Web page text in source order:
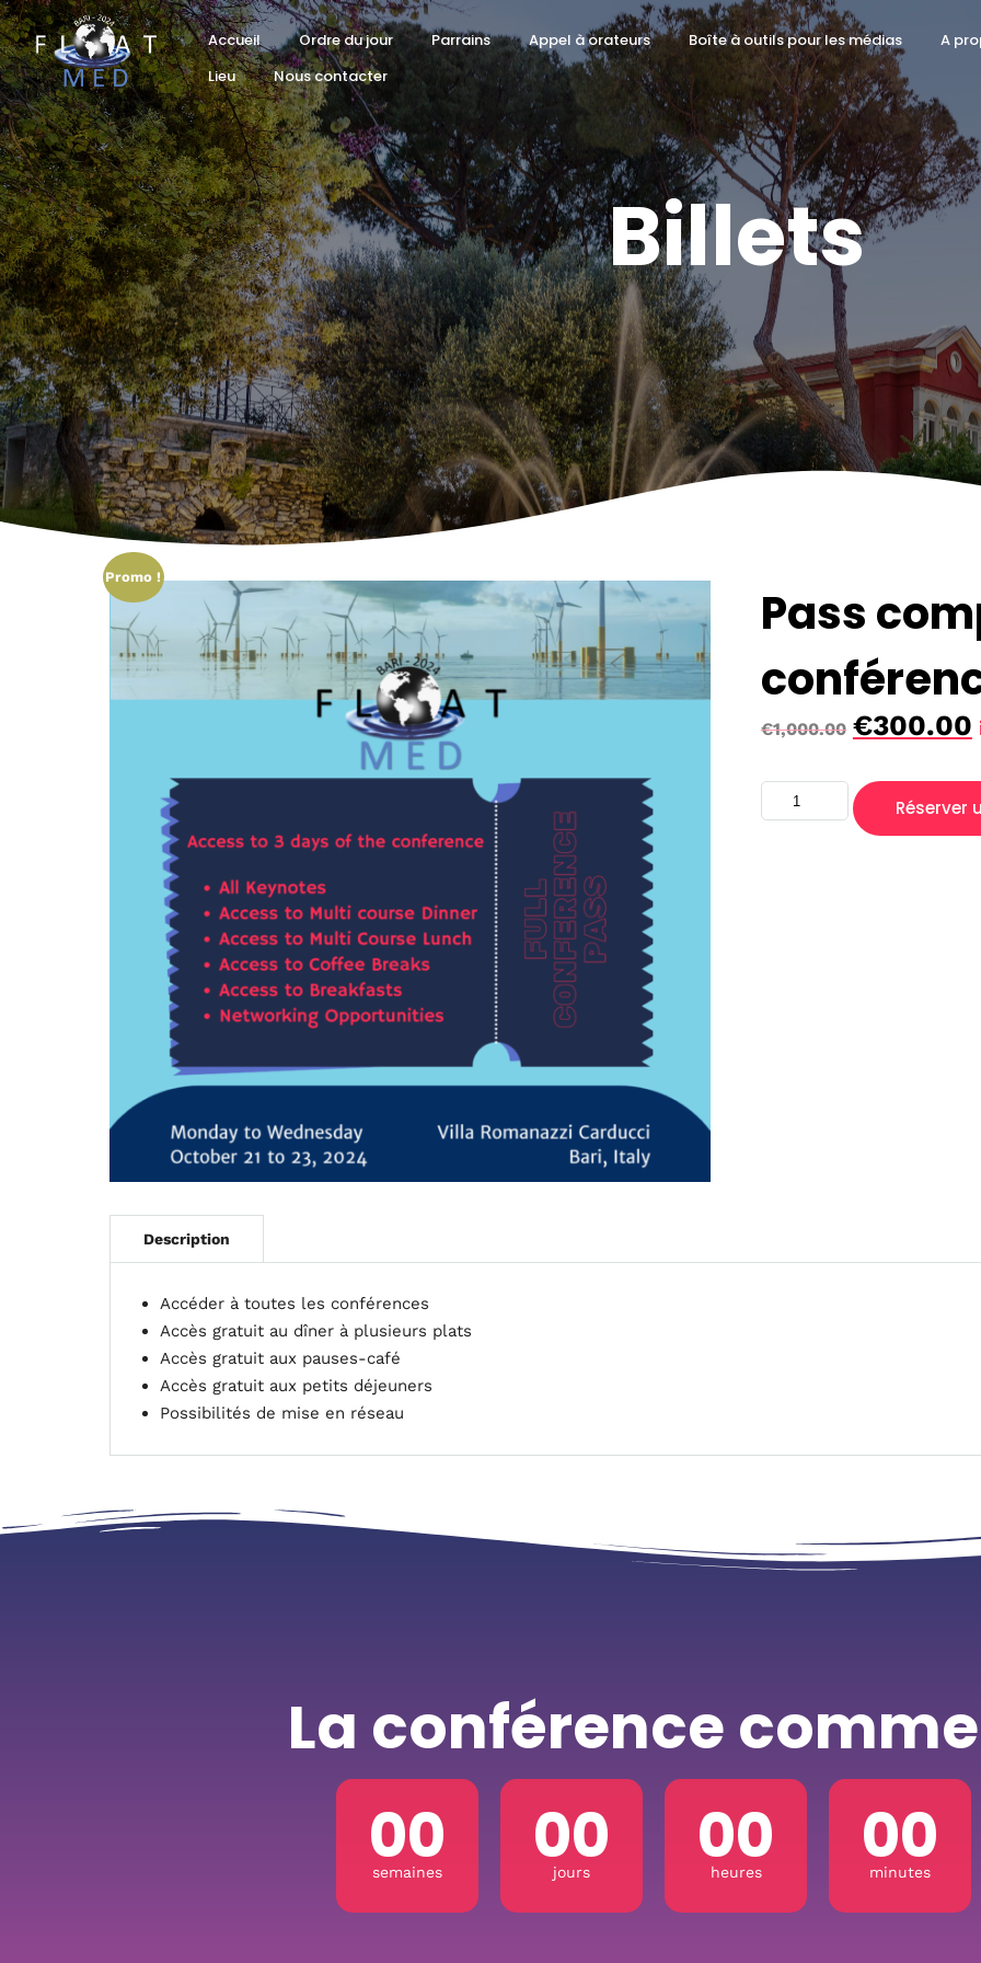
Accueil Ordre du jour Parrains Appel à orateurs Boîte à outils pour les médias
A
Lieu
Nous contacter
Billets
Promo !
Pass
€1,000.00 €300.00
Réserver
Accéder à toutes les conférences
Accès gratuit au dîner à plusieurs plats
Accès gratuit aux pauses-café
Accès gratuit aux petits déjeuners
Possibilités de mise en réseau
La conférence
00
semaines 00
jours 00
heures 00
minutes
Accueil
Horaires
Haut-parleurs
A propos de